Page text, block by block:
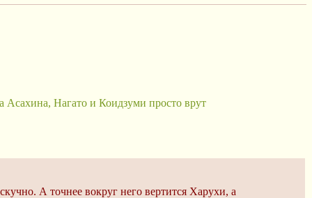
Нагато и Коидзуми просто врут
А точнее вокруг него вертится Харухи, а